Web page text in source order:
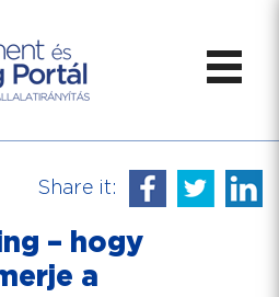
Share it:
– hogy
a